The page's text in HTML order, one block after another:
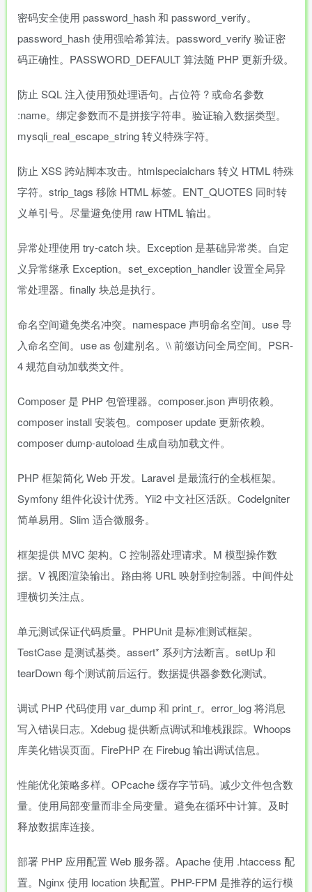
密码安全使用 password_hash 和 password_verify。
password_hash 使用强哈希算法。password_verify 验证密
码正确性。PASSWORD_DEFAULT 算法随 PHP 更新升级。
防止 SQL 注入使用预处理语句。占位符 ? 或命名参数
:name。绑定参数而不是拼接字符串。验证输入数据类型。
mysqli_real_escape_string 转义特殊字符。
防止 XSS 跨站脚本攻击。htmlspecialchars 转义 HTML 特殊
字符。strip_tags 移除 HTML 标签。ENT_QUOTES 同时转
义单引号。尽量避免使用 raw HTML 输出。
异常处理使用 try-catch 块。Exception 是基础异常类。自定
义异常继承 Exception。set_exception_handler 设置全局异
常处理器。finally 块总是执行。
命名空间避免类名冲突。namespace 声明命名空间。use 导
入命名空间。use as 创建别名。\\ 前缀访问全局空间。PSR-
4 规范自动加载类文件。
Composer 是 PHP 包管理器。composer.json 声明依赖。
composer install 安装包。composer update 更新依赖。
composer dump-autoload 生成自动加载文件。
PHP 框架简化 Web 开发。Laravel 是最流行的全栈框架。
Symfony 组件化设计优秀。Yii2 中文社区活跃。CodeIgniter
简单易用。Slim 适合微服务。
框架提供 MVC 架构。C 控制器处理请求。M 模型操作数
据。V 视图渲染输出。路由将 URL 映射到控制器。中间件处
理横切关注点。
单元测试保证代码质量。PHPUnit 是标准测试框架。
TestCase 是测试基类。assert* 系列方法断言。setUp 和
tearDown 每个测试前后运行。数据提供器参数化测试。
调试 PHP 代码使用 var_dump 和 print_r。error_log 将消息
写入错误日志。Xdebug 提供断点调试和堆栈跟踪。Whoops
库美化错误页面。FirePHP 在 Firebug 输出调试信息。
性能优化策略多样。OPcache 缓存字节码。减少文件包含数
量。使用局部变量而非全局变量。避免在循环中计算。及时
释放数据库连接。
部署 PHP 应用配置 Web 服务器。Apache 使用 .htaccess 配
置。Nginx 使用 location 块配置。PHP-FPM 是推荐的运行模